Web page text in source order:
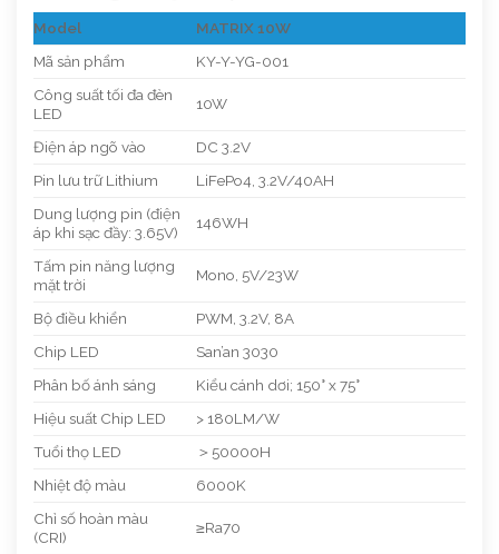
Model
MATRIX 10W
Mã sản phẩm
KY-Y-YG-001
Công suất tối đa đèn
LED
10W
Điện áp ngõ vào
DC 3.2V
Pin lưu trữ Lithium
LiFePo4, 3.2V/40AH
Dung lượng pin (điện
áp khi sạc đầy: 3.65V)
146WH
Tấm pin năng lượng
mặt trời
Mono, 5V/23W
Bộ điều khiển
PWM, 3.2V, 8A
Chip LED
San’an 3030
Phân bố ánh sáng
Kiểu cánh dơi; 150° x 75°
Hiệu suất Chip LED
> 180LM/W
Tuổi thọ LED
＞50000H
Nhiệt độ màu
6000K
Chỉ số hoàn màu
(CRI)
≥Ra70